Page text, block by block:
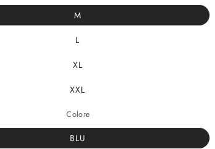
M
L
XL
XXL
Colore
BLU